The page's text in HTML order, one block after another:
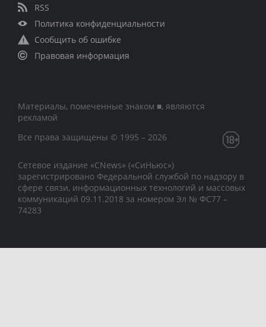
RSS
Политика конфиденциальности
Сообщить об ошибке
Правовая информация
Материалы, помеченные знаком ■, являются
рекламой
Все права защищены © 1995 – 2026
Сетевое издание «CNews» («СиНьюс»)
зарегистрировано Федеральной службой по надзору в
сфере связи, информационных технологий и массовых
коммуникаций 09.11.2018 за номером Эл № ФС77 –
74283